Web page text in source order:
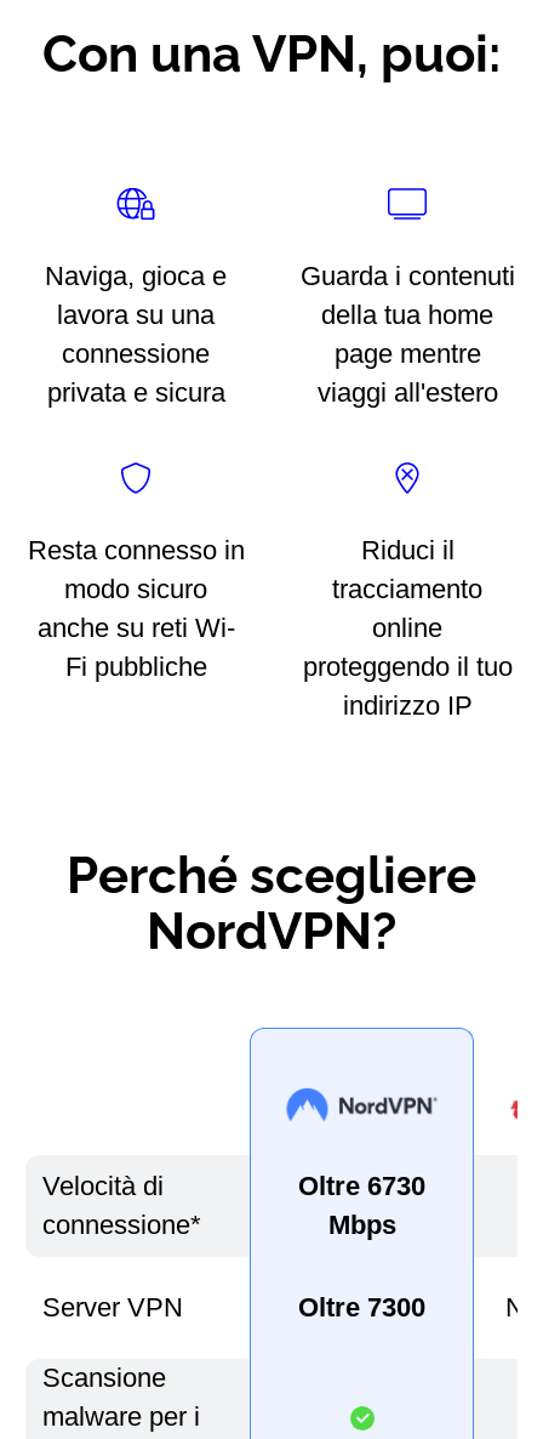
Con una VPN, puoi:
Naviga, gioca e
lavora su una
connessione
privata e sicura
Guarda i contenuti
della tua home
page mentre
viaggi all'estero
Resta connesso in
modo sicuro
anche su reti Wi-
Fi pubbliche
Riduci il
tracciamento
online
proteggendo il tuo
indirizzo IP
Perché scegliere
NordVPN?
Velocità di
connessione*
Oltre 6730
Mbps
Server VPN Oltre 7300
Scansione
malware per i